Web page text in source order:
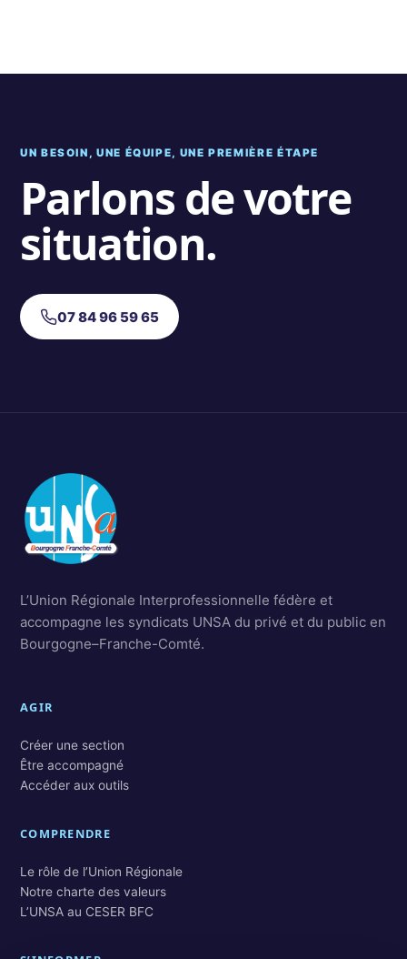
UN BESOIN, UNE ÉQUIPE, UNE PREMIÈRE ÉTAPE
Parlons de votre
situation.
07 84 96 59 65
L’Union Régionale Interprofessionnelle fédère et
accompagne les syndicats UNSA du privé et du public en
Bourgogne–Franche-Comté.
AGIR
Créer une section
Être accompagné
Accéder aux outils
COMPRENDRE
Le rôle de l’Union Régionale
Notre charte des valeurs
L’UNSA au CESER BFC